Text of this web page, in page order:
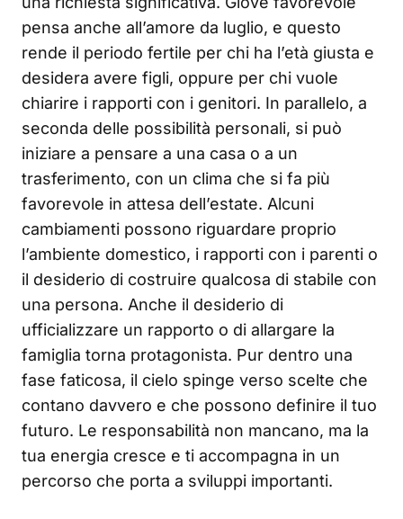
pensa anche all’amore da luglio, e questo
rende il periodo fertile per chi ha l’età giusta e
desidera avere figli, oppure per chi vuole
chiarire i rapporti con i genitori. In parallelo, a
seconda delle possibilità personali, si può
iniziare a pensare a una casa o a un
trasferimento, con un clima che si fa più
favorevole in attesa dell’estate. Alcuni
cambiamenti possono riguardare proprio
l’ambiente domestico, i rapporti con i parenti o
il desiderio di costruire qualcosa di stabile con
una persona. Anche il desiderio di
ufficializzare un rapporto o di allargare la
famiglia torna protagonista. Pur dentro una
fase faticosa, il cielo spinge verso scelte che
contano davvero e che possono definire il tuo
futuro. Le responsabilità non mancano, ma la
tua energia cresce e ti accompagna in un
percorso che porta a sviluppi importanti.